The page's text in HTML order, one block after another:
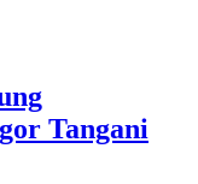
Tangani